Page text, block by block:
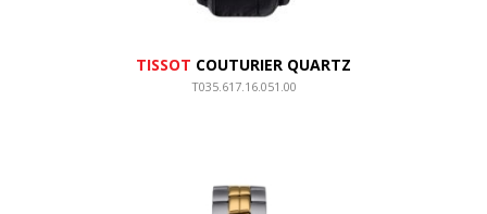
TISSOT COUTURIER QUARTZ
T035.617.16.051.00